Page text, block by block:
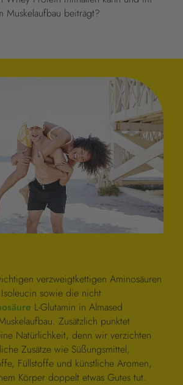
Muskelaufbau beiträgt?
verzweigtkettigen Aminosäuren
sowie die nicht
L-Glutamin in Almased
Zusätzlich punktet
Natürlichkeit, denn wir verzichten
Zusätze wie Süßungsmittel,
Füllstoffe und künstliche Aromen,
Körper doppelt etwas Gutes tut.